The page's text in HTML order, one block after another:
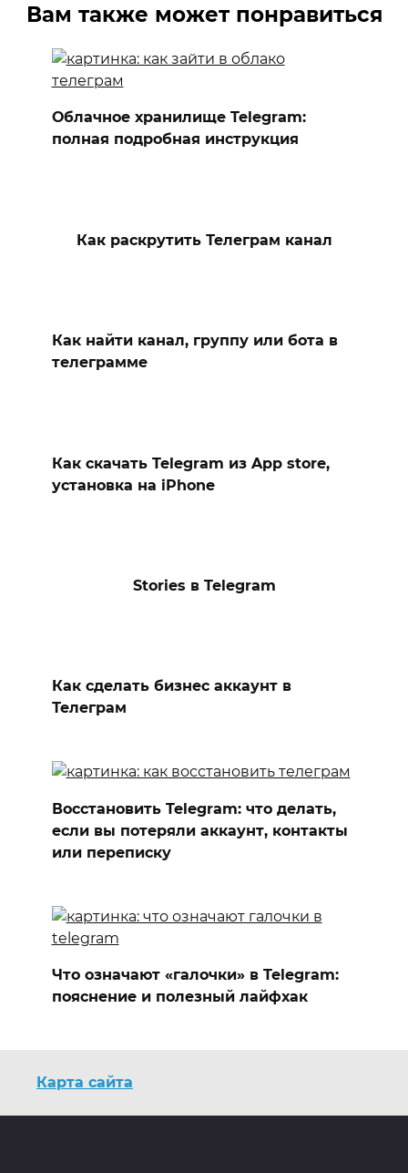
Вам также может понравиться
Облачное хранилище Telegram:
полная подробная инструкция
Как раскрутить Телеграм канал
Как найти канал, группу или бота в
телеграмме
Как скачать Telegram из App store,
установка на iPhone
Stories в Telegram
Как сделать бизнес аккаунт в
Телеграм
Восстановить Telegram: что делать,
если вы потеряли аккаунт, контакты
или переписку
Что означают «галочки» в Telegram:
пояснение и полезный лайфхак
Карта сайта